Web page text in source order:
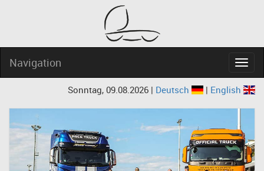
Navigation
Sonntag, 09.08.2026 | Deutsch | English